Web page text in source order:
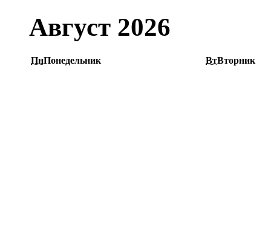
Август 2026
ПнПонедельник ВтВторник